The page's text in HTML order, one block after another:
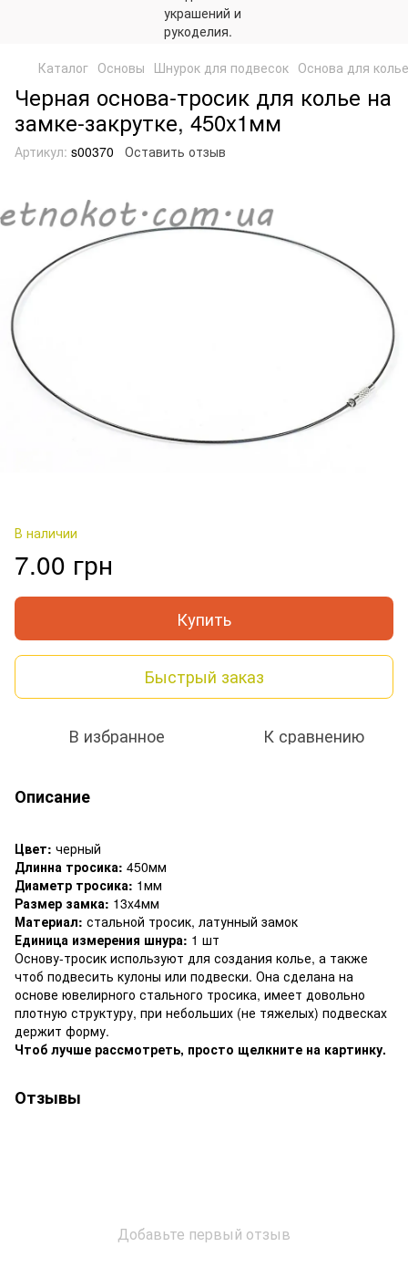
Каталог Основы Шнурок для подвесок Основа для колье
Черная основа-тросик для колье на
замке-закрутке, 450x1мм
Артикул: s00370 Оставить отзыв
В наличии
7.00 грн
Купить
Быстрый заказ
В избранное К сравнению
Описание
Цвет: черный
Длинна тросика: 450мм
Диаметр тросика: 1мм
Размер замка: 13x4мм
Материал: стальной тросик, латунный замок
Единица измерения шнура: 1 шт
Основу-тросик используют для создания колье, а также
чтоб подвесить кулоны или подвески. Она сделана на
основе ювелирного стального тросика, имеет довольно
плотную структуру, при небольших (не тяжелых) подвесках
держит форму.
Чтоб лучше рассмотреть, просто щелкните на картинку.
Отзывы
Добавьте первый отзыв